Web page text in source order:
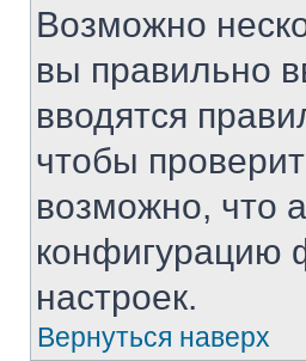
Возможно
вы правильно
вводятся
чтобы
возможно, что
конфигурацию
настроек.
Вернуться наверх